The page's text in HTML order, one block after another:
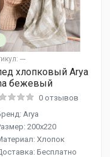
---
хлопковый Arya
бежевый
0 отзывов
Arya
200x220
Хлопок
Бесплатно